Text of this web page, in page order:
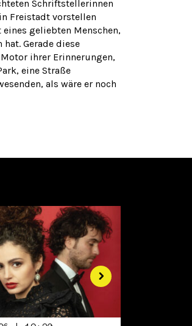
Schriftstellerinnen
Freistadt vorstellen
geliebten Menschen,
Gerade diese
ihrer Erinnerungen,
eine Straße
als wäre er noch